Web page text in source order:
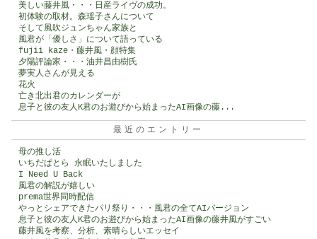
美しい藤井風・・・日産ライヴの成功。
初体験の取材。森瑶子さんについて
そして風吹ジュンちゃん家族と
風君が「優しさ」について語っている
fujii kaze・藤井風・顔特集
夕陽評論家・・・油井昌由樹氏
夢実人さんが見える
花火
亡き北出君のカレンダーが
息子と彼の友人K君のお遊びから始まったAI画像の藤...
最近のエントリー
母の推し活
いちだぱとら 永眠いたしました
I Need U Back
風君の解説が嬉しい
prema世界同時配信
やっとシェアできたパリ祭り・・・風君の全てAIバージョン
息子と彼の友人K君のお遊びから始まったAI画像の藤井風がすごい
藤井風を考察、分析、素晴らしいエッセイ